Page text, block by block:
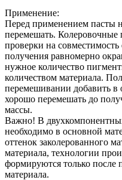
Применение:
Перед применением пасты
перемешать. Колеровочные
проверки на
получения равномерно
нужное количество
количеством материала.
перемешивании добавить в
хорошо перемешать до
массы.
Важно! В
необходимо в основной
оттенок заколерованного
материала, технологии
формируются только после
материала.